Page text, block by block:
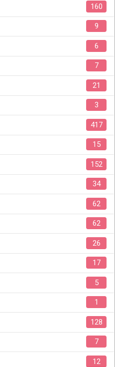
160
9
6
7
21
3
417
15
152
34
62
62
26
17
5
1
128
7
12